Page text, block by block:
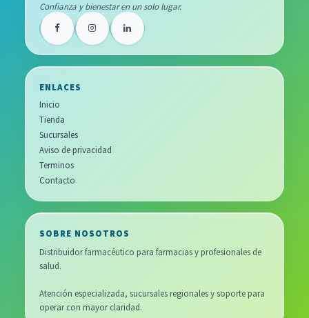
Confianza y bienestar en un solo lugar.
ENLACES
Inicio
Tienda
Sucursales
Aviso de privacidad
Terminos
Contacto
SOBRE NOSOTROS
Distribuidor farmacéutico para farmacias y profesionales de
salud.
Atención especializada, sucursales regionales y soporte para
operar con mayor claridad.